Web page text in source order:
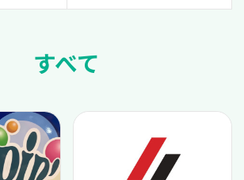
すべて